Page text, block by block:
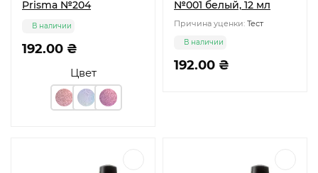
Prisma №204
Цвет
192.00 ₴
В наличии
№001 белый, 12 мл
Причина уценки: Тест
192.00 ₴
В наличии